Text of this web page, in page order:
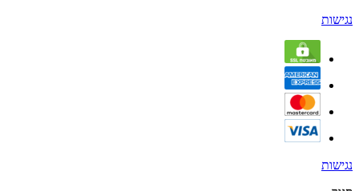
נגישות
נגישות